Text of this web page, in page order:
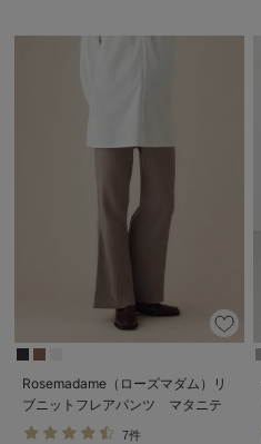
Rosemadame（ローズマダム）リ
ブニットフレアパンツ マタニテ
ィ・産後
7件